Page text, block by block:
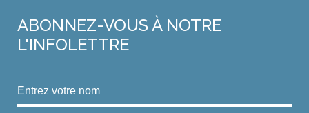
ABONNEZ-VOUS À NOTRE
L'INFOLETTRE